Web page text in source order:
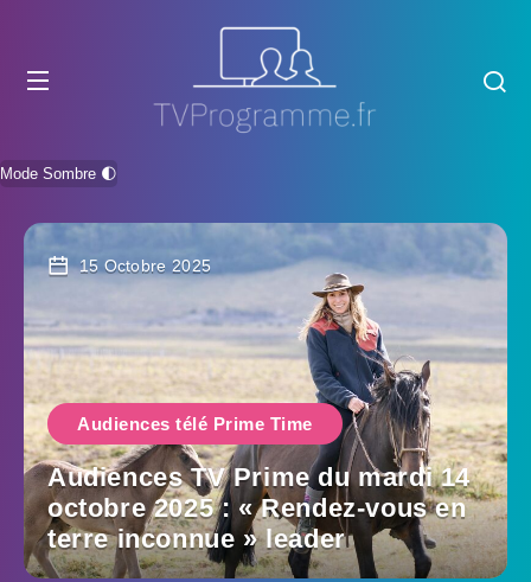
Mode Sombre 🌓
15 Octobre 2025
Audiences télé Prime Time
Audiences TV Prime du mardi 14
octobre 2025 : « Rendez-vous en
terre inconnue » leader